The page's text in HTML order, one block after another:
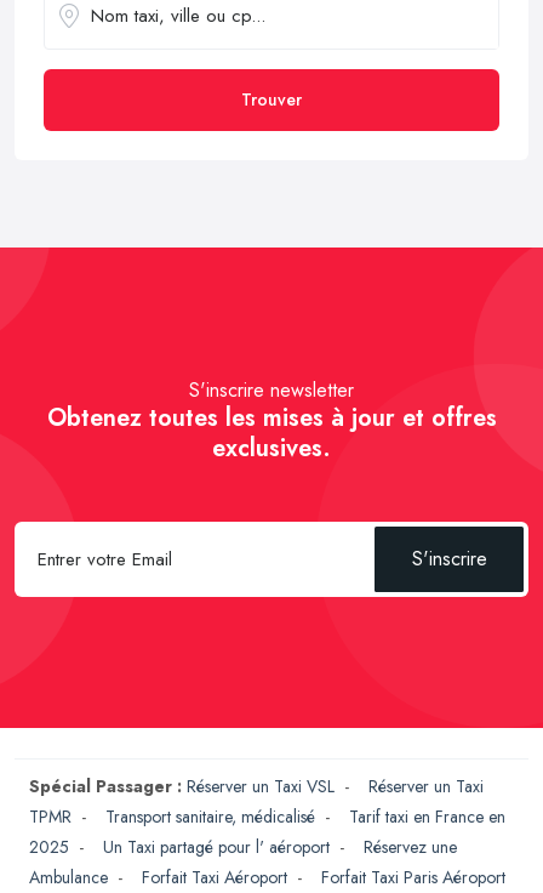
Trouver
S'inscrire newsletter
Obtenez toutes les mises à jour et offres
exclusives.
S'inscrire
Spécial Passager : Réserver un Taxi VSL - Réserver un Taxi
TPMR - Transport sanitaire, médicalisé - Tarif taxi en France en
2025 - Un Taxi partagé pour l' aéroport - Réservez une
Ambulance - Forfait Taxi Aéroport - Forfait Taxi Paris Aéroport